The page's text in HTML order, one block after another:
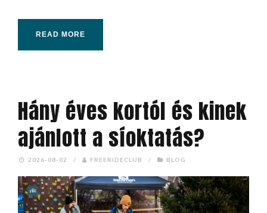
READ MORE
Hány éves kortól és kinek
ajánlott a síoktatás?
2026-08-02 / FREERIDECLUB / BLOG